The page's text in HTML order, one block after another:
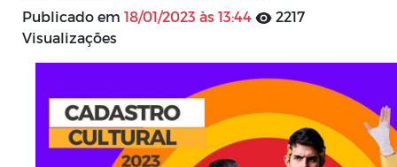
Publicado em 18/01/2023 às 13:44
2217
Visualizações